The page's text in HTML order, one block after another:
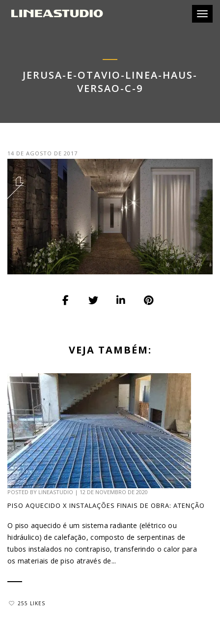
JERUSA-E-OTAVIO-LINEA-HAUS-
VERSAO-C-9
14 DE AGOSTO DE 2017
VEJA TAMBÉM:
POSTED BY LINEASTUDIO | 12 DE NOVEMBRO DE 2020
PISO AQUECIDO X INSTALAÇÕES FINAIS DE OBRA: ATENÇÃO
O piso aquecido é um sistema radiante (elétrico ou
hidráulico) de calefação, composto de serpentinas de
tubos instalados no contrapiso, transferindo o calor para
os materiais de piso através de...
255 LIKES